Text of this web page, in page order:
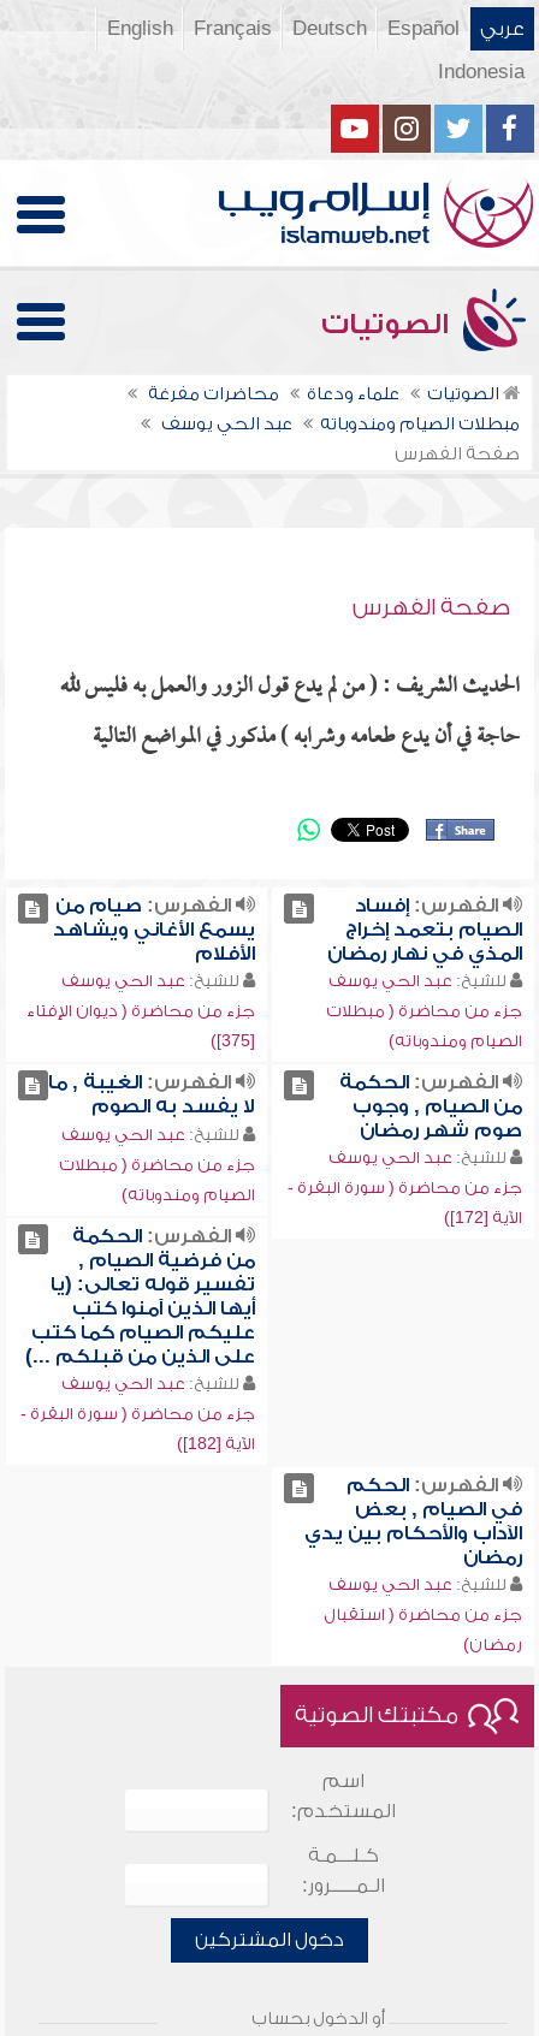
عربي Español
Deutsch
Français
English
Indonesia
الصوتيات
الصوتيات علماء ودعاة
محاضرات مفرغة
مبطلات الصيام ومندوباته
عبد الحي يوسف
صفحة الفهرس
صفحة الفهرس
الحديث الشريف : ( من لم يدع قول الزور والعمل به فليس لله
حاجة في أن يدع طعامه وشرابه ) مذكور في المواضع التالية
الفهرس:إفساد
الصيام بتعمد إخراج
المذي في نهار رمضان
للشيخ: عبد الحي يوسف
جزء من محاضرة ( مبطلات
الصيام ومندوباته)
الفهرس: صيام من
يسمع الأغاني ويشاهد
الأفلام
للشيخ: عبد الحي يوسف
جزء من محاضرة ( ديوان الإفتاء
[375])
الفهرس:الحكمة
من الصيام , وجوب
صوم شهر رمضان
للشيخ: عبد الحي يوسف
جزء من محاضرة ( سورة البقرة -
الآية [172])
الفهرس:الغيبة , ما
لا يفسد به الصوم
للشيخ: عبد الحي يوسف
جزء من محاضرة ( مبطلات
الصيام ومندوباته)
الفهرس:الحكمة
من فرضية الصيام ,
تفسير قوله تعالى: (يا
أيها الذين آمنوا كتب
عليكم الصيام كما كتب
على الذين من قبلكم ...)
للشيخ: عبد الحي يوسف
جزء من محاضرة ( سورة البقرة -
الآية [182])
الفهرس:الحكم
في الصيام , بعض
الآداب والأحكام بين يدي
رمضان
للشيخ: عبد الحي يوسف
جزء من محاضرة ( استقبال
رمضان)
مكتبتك الصوتية
اسم
المستخدم:
كـلـــمـة
الـمـــــرور:
دخول المشتركين
أو الدخول بحساب